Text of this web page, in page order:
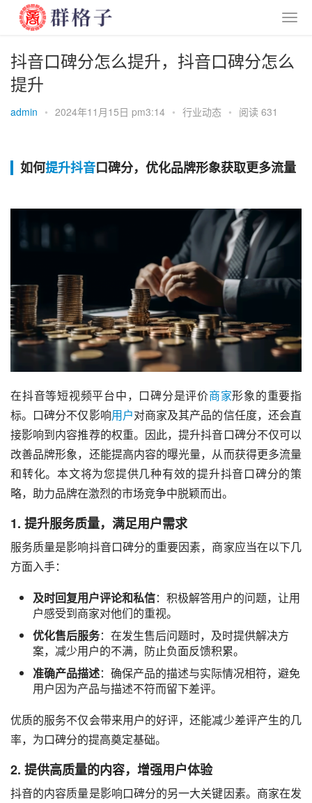
抖音口碑分怎么提升，抖音口碑分怎么
提升
admin • 2024年11月15日 pm3:14 • 行业动态 • 阅读 631
如何提升抖音口碑分，优化品牌形象获取更多流量
在抖音等短视频平台中，口碑分是评价商家形象的重要指
标。口碑分不仅影响用户对商家及其产品的信任度，还会直
接影响到内容推荐的权重。因此，提升抖音口碑分不仅可以
改善品牌形象，还能提高内容的曝光量，从而获得更多流量
和转化。本文将为您提供几种有效的提升抖音口碑分的策
略，助力品牌在激烈的市场竞争中脱颖而出。
1. 提升服务质量，满足用户需求
服务质量是影响抖音口碑分的重要因素，商家应当在以下几
方面入手：
及时回复用户评论和私信：积极解答用户的问题，让用
户感受到商家对他们的重视。
优化售后服务：在发生售后问题时，及时提供解决方
案，减少用户的不满，防止负面反馈积累。
准确产品描述：确保产品的描述与实际情况相符，避免
用户因为产品与描述不符而留下差评。
优质的服务不仅会带来用户的好评，还能减少差评产生的几
率，为口碑分的提高奠定基础。
2. 提供高质量的内容，增强用户体验
抖音的内容质量是影响口碑分的另一大关键因素。商家在发